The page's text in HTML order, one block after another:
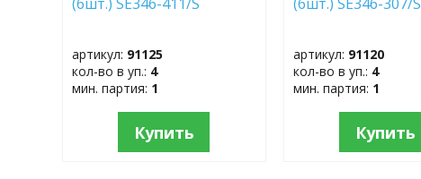
артикул: 91125
кол-во в уп.: 4
мин. партия: 1
Купить
артикул: 91120
кол-во в уп.: 4
мин. партия: 1
Купить